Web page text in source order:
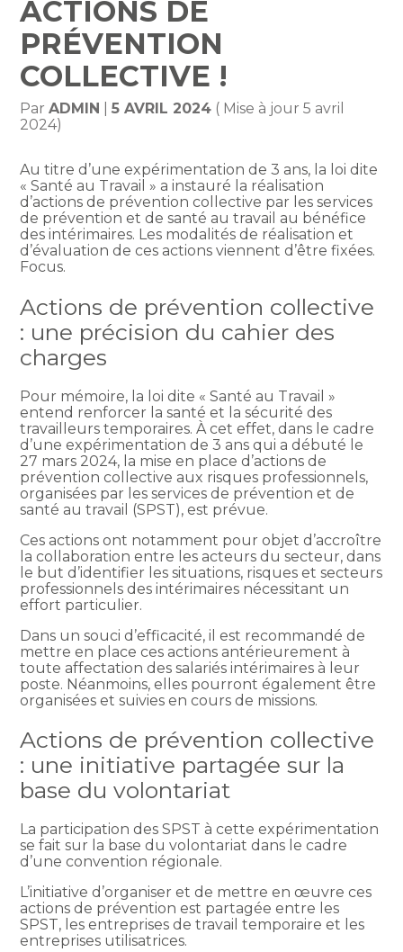
ACTIONS DE
PRÉVENTION
COLLECTIVE !
ParADMIN |5 AVRIL 2024 ( Mise à jour 5 avril
2024)
Au titre d’une expérimentation de 3 ans, la loi dite
« Santé au Travail » a instauré la réalisation
d’actions de prévention collective par les services
de prévention et de santé au travail au bénéfice
des intérimaires. Les modalités de réalisation et
d’évaluation de ces actions viennent d’être fixées.
Focus.
Actions de prévention collective
: une précision du cahier des
charges
Pour mémoire, la loi dite « Santé au Travail »
entend renforcer la santé et la sécurité des
travailleurs temporaires. À cet effet, dans le cadre
d’une expérimentation de 3 ans qui a débuté le
27 mars 2024, la mise en place d’actions de
prévention collective aux risques professionnels,
organisées par les services de prévention et de
santé au travail (SPST), est prévue.
Ces actions ont notamment pour objet d’accroître
la collaboration entre les acteurs du secteur, dans
le but d’identifier les situations, risques et secteurs
professionnels des intérimaires nécessitant un
effort particulier.
Dans un souci d’efficacité, il est recommandé de
mettre en place ces actions antérieurement à
toute affectation des salariés intérimaires à leur
poste. Néanmoins, elles pourront également être
organisées et suivies en cours de missions.
Actions de prévention collective
: une initiative partagée sur la
base du volontariat
La participation des SPST à cette expérimentation
se fait sur la base du volontariat dans le cadre
d’une convention régionale.
L’initiative d’organiser et de mettre en œuvre ces
actions de prévention est partagée entre les
SPST, les entreprises de travail temporaire et les
entreprises utilisatrices.